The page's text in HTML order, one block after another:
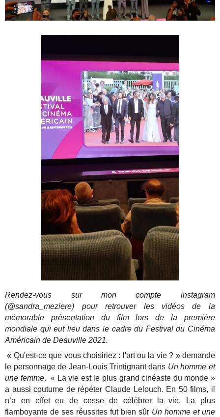
Rendez-vous sur mon compte instagram
(@sandra_meziere) pour retrouver les vidéos de la
mémorable présentation du film lors de la première
mondiale qui eut lieu dans le cadre du Festival du Cinéma
Américain de Deauville 2021.
« Qu'est-ce que vous choisiriez : l'art ou la vie ? » demande
le personnage de Jean-Louis Trintignant dans Un homme et
une femme. « La vie est le plus grand cinéaste du monde »
a aussi coutume de répéter Claude Lelouch. En 50 films, il
n’a en effet eu de cesse de célébrer la vie. La plus
flamboyante de ses réussites fut bien sûr Un homme et une